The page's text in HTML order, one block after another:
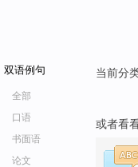
双语例句
全部
口语
书面语
论文
当前分
或者看